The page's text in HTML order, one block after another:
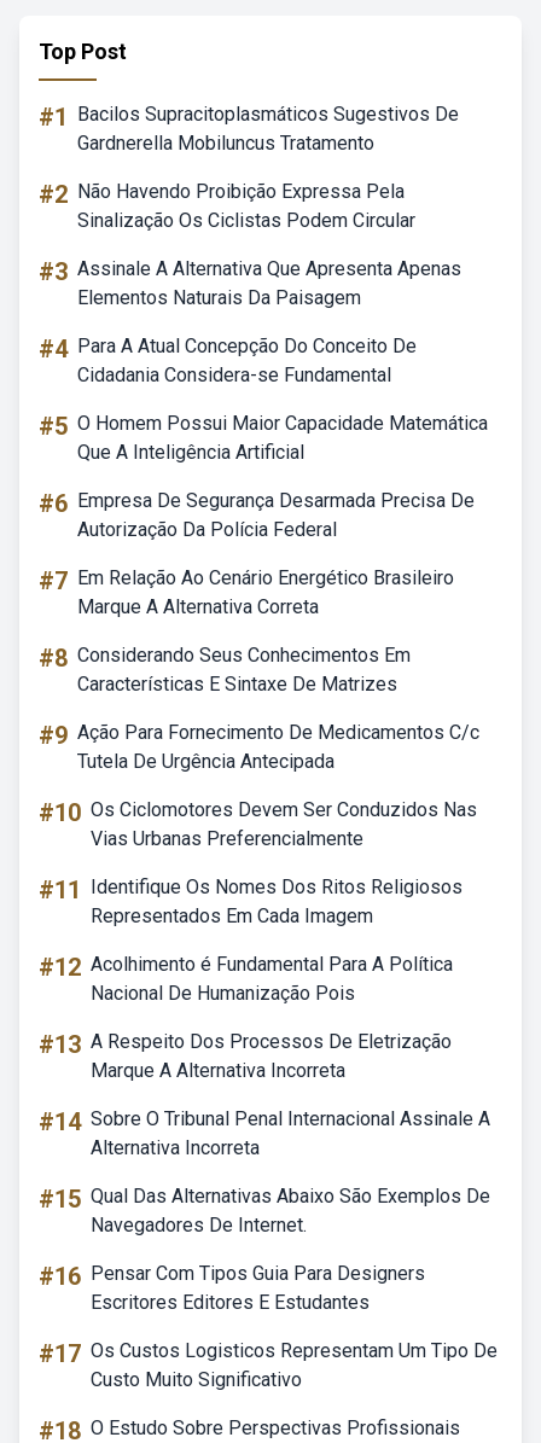
Top Post
#1
Bacilos Supracitoplasmáticos Sugestivos De
Gardnerella Mobiluncus Tratamento
#2 Não Havendo Proibição Expressa Pela
Sinalização Os Ciclistas Podem Circular
#3 Assinale A Alternativa Que Apresenta Apenas
Elementos Naturais Da Paisagem
#4 Para A Atual Concepção Do Conceito De
Cidadania Considera-se Fundamental
#5 O Homem Possui Maior Capacidade Matemática
Que A Inteligência Artificial
#6 Empresa De Segurança Desarmada Precisa De
Autorização Da Polícia Federal
#7 Em Relação Ao Cenário Energético Brasileiro
Marque A Alternativa Correta
#8 Considerando Seus Conhecimentos Em
Características E Sintaxe De Matrizes
#9 Ação Para Fornecimento De Medicamentos C/c
Tutela De Urgência Antecipada
#10 Os Ciclomotores Devem Ser Conduzidos Nas
Vias Urbanas Preferencialmente
#11
Identifique Os Nomes Dos Ritos Religiosos
Representados Em Cada Imagem
#12 Acolhimento é Fundamental Para A Política
Nacional De Humanização Pois
#13 A Respeito Dos Processos De Eletrização
Marque A Alternativa Incorreta
#14 Sobre O Tribunal Penal Internacional Assinale A
Alternativa Incorreta
#15 Qual Das Alternativas Abaixo São Exemplos De
Navegadores De Internet.
#16 Pensar Com Tipos Guia Para Designers
Escritores Editores E Estudantes
#17 Os Custos Logisticos Representam Um Tipo De
Custo Muito Significativo
#18 O Estudo Sobre Perspectivas Profissionais